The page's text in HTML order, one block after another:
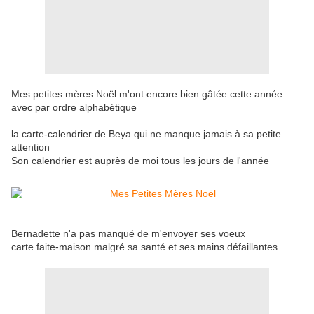
Mes petites mères Noël m'ont encore bien gâtée cette année
avec par ordre alphabétique
la carte-calendrier de Beya qui ne manque jamais à sa petite
attention
Son calendrier est auprès de moi tous les jours de l'année
Bernadette n'a pas manqué de m'envoyer ses voeux
carte faite-maison malgré sa santé et ses mains défaillantes